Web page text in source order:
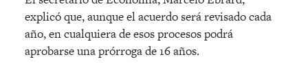
explicó que, aunque el acuerdo será revisado cada
año, en cualquiera de esos procesos podrá
aprobarse una prórroga de 16 años.